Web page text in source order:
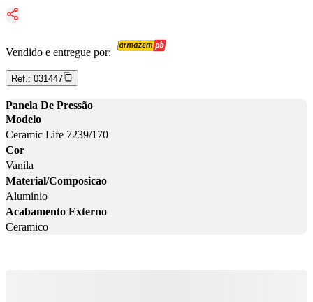
Vendido e entregue por:
Ref.: 031447
Panela De Pressão
Modelo
Ceramic Life 7239/170
Cor
Vanila
Material/Composicao
Aluminio
Acabamento Externo
Ceramico